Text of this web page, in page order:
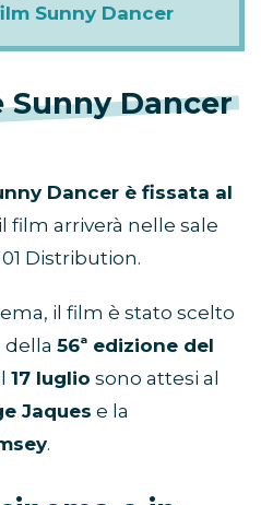
Sunny Dancer
Sunny Dancer
Dancer è fissata al
film arriverà nelle sale
Distribution.
il film è stato scelto
della 56ª edizione del
17 luglio sono attesi al
Jaques e la
.